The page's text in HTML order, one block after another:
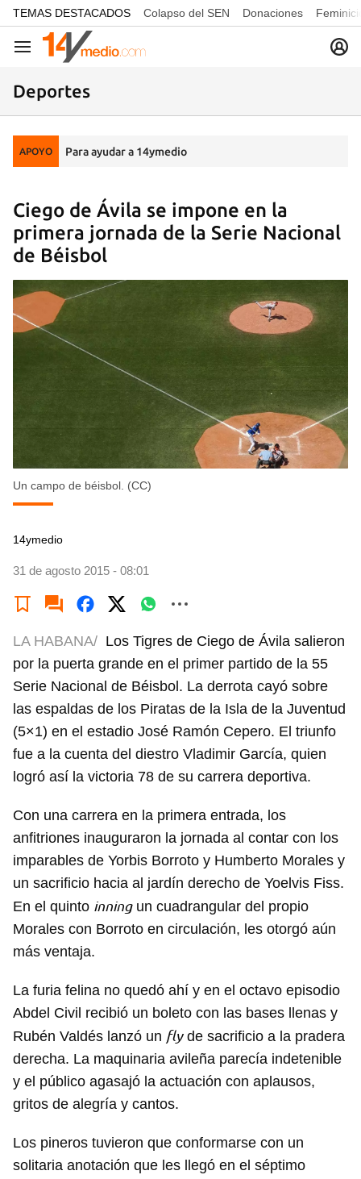
common.go-to-content
TEMAS DESTACADOS Colapso del SEN Donaciones
Navegación
Deportes
APOYO Para ayudar a 14ymedio
Ciego de Ávila se impone en la
primera jornada de la Serie Nacional
de Béisbol
Un campo de béisbol. (CC)
14ymedio
31 de agosto 2015 - 08:01
LA HABANA/ Los Tigres de Ciego de Ávila salieron
por la puerta grande en el primer partido de la 55
Serie Nacional de Béisbol. La derrota cayó sobre
las espaldas de los Piratas de la Isla de la Juventud
(5×1) en el estadio José Ramón Cepero. El triunfo
fue a la cuenta del diestro Vladimir García, quien
logró así la victoria 78 de su carrera deportiva.
Con una carrera en la primera entrada, los
anfitriones inauguraron la jornada al contar con los
imparables de Yorbis Borroto y Humberto Morales y
un sacrificio hacia al jardín derecho de Yoelvis Fiss.
En el quinto inningun cuadrangular del propio
Morales con Borroto en circulación, les otorgó aún
más ventaja.
La furia felina no quedó ahí y en el octavo episodio
Abdel Civil recibió un boleto con las bases llenas y
Rubén Valdés lanzó un flyde sacrificio a la pradera
derecha. La maquinaria avileña parecía indetenible
y el público agasajó la actuación con aplausos,
gritos de alegría y cantos.
Los pineros tuvieron que conformarse con un
solitaria anotación que les llegó en el séptimo